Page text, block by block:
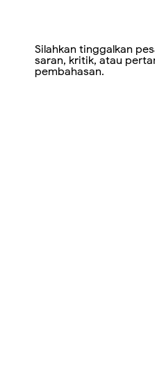
Silahkan tinggalkan
saran, kritik, atau
pembahasan.